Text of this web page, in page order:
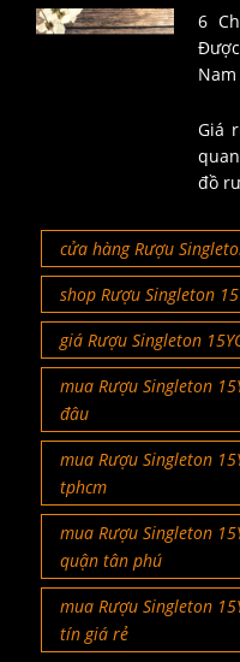
6
Giá
cửa hàng Rượu
shop Rượu Singleton
giá Rượu Singleton
mua Rượu Singleton
đâu
mua Rượu Singleton
tphcm
mua Rượu Singleton
quận tân phú
mua Rượu Singleton